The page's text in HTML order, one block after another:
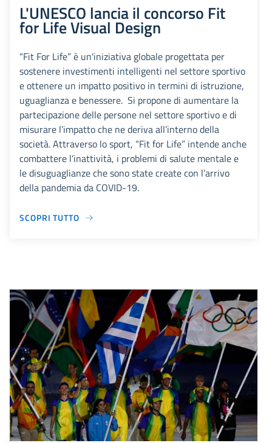
L'UNESCO lancia il concorso Fit
for Life Visual Design
“Fit For Life” è un'iniziativa globale progettata per
sostenere investimenti intelligenti nel settore sportivo
e ottenere un impatto positivo in termini di istruzione,
uguaglianza e benessere. Si propone di aumentare la
partecipazione delle persone nel settore sportivo e di
misurare l’impatto che ne deriva all’interno della
società. Attraverso lo sport, “Fit for Life” intende anche
combattere l’inattività, i problemi di salute mentale e
le disuguaglianze che sono state create con l’arrivo
della pandemia da COVID-19.
SCOPRI TUTTO